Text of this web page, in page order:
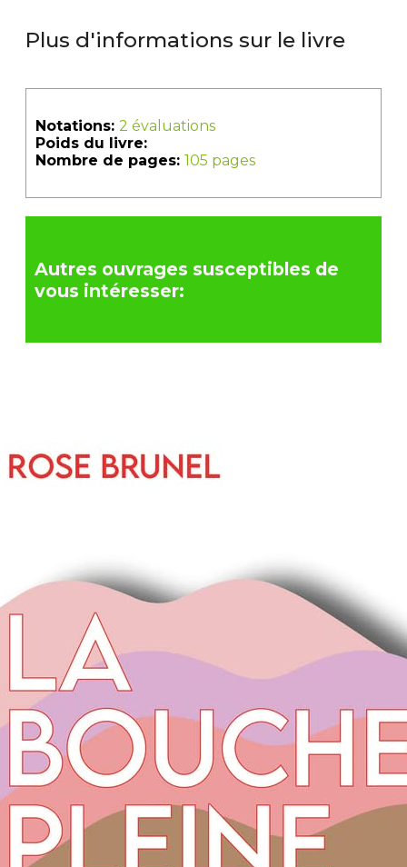
Plus d'informations sur le livre
Notations: 2 évaluations
Poids du livre:
Nombre de pages: 105 pages
Autres ouvrages susceptibles de
vous intéresser: